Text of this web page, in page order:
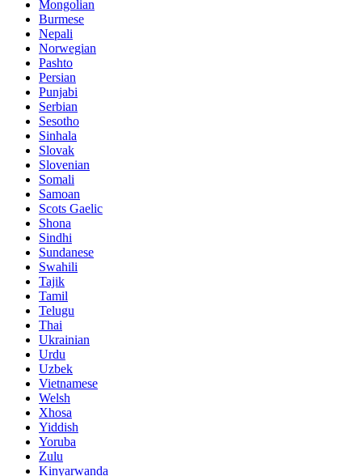
Mongolian
Burmese
Nepali
Norwegian
Pashto
Persian
Punjabi
Serbian
Sesotho
Sinhala
Slovak
Slovenian
Somali
Samoan
Scots Gaelic
Shona
Sindhi
Sundanese
Swahili
Tajik
Tamil
Telugu
Thai
Ukrainian
Urdu
Uzbek
Vietnamese
Welsh
Xhosa
Yiddish
Yoruba
Zulu
Kinyarwanda